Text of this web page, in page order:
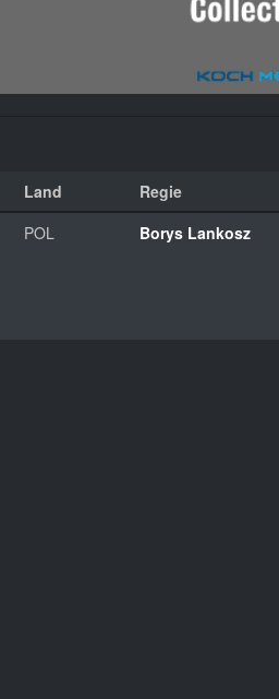
Land Regie
POL Borys Lankosz